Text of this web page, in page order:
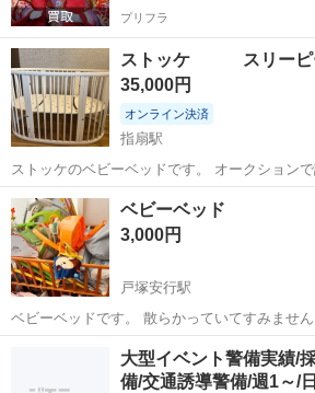
プリフラ
ストッケ スリーピ
35,000円
オンライン決済
指扇駅
ストッケのベビーベッドです。 オークションで
ですが、 里帰りから戻り、使用しなくなった
ち主の方はほとんど使用していないとのことで
美品です。 全パーツ揃っており...
埼玉 さいたま市
ベビーベッド
3,000円
戸塚安行駅
ベビーベッドです。 散らかっていてすみません
おもちゃを保管しており、スペースがなくなっ
りします。下は収納になってます。 上に乗っ
もちゃなので欲しいのがあれば連絡...
戸塚安行駅 ベッド
大型イベント警備実績/
備/交通誘導警備/週1～/